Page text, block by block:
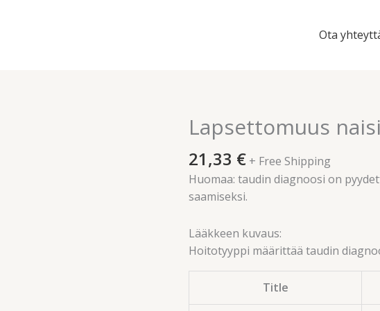
Ota
Lapsettomuus
21,33 € + Free Shipping
Huomaa: taudin diagnoosi on
saamiseksi.
Lääkkeen kuvaus:
Hoitotyyppi määrittää taudin
Title
Lapsettomuus
naisilla
määrä